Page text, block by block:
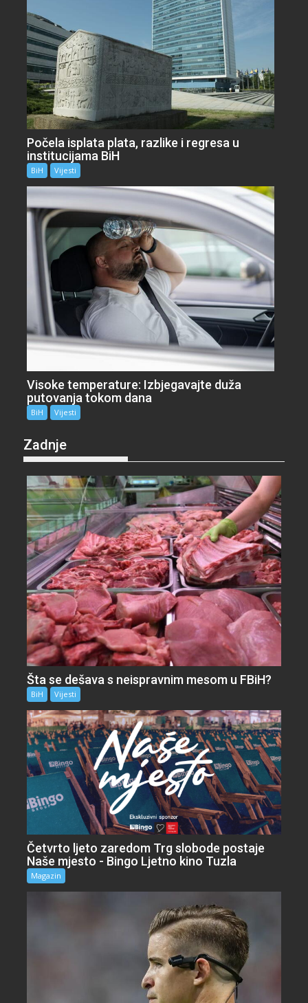
Počela isplata plata, razlike i regresa u
institucijama BiH
BiH Vijesti
Visoke temperature: Izbjegavajte duža
putovanja tokom dana
BiH Vijesti
Zadnje
Šta se dešava s neispravnim mesom u FBiH?
BiH Vijesti
Četvrto ljeto zaredom Trg slobode postaje
Naše mjesto - Bingo Ljetno kino Tuzla
Magazin